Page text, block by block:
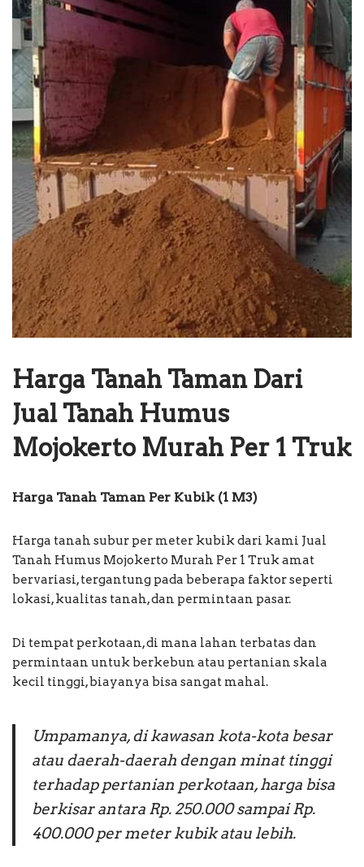
Harga Tanah Taman Dari
Jual Tanah Humus
Mojokerto Murah Per 1 Truk
Harga Tanah Taman Per Kubik (1 M3)
Harga tanah subur per meter kubik dari kami Jual
Tanah Humus Mojokerto Murah Per 1 Truk amat
bervariasi, tergantung pada beberapa faktor seperti
lokasi, kualitas tanah, dan permintaan pasar.
Di tempat perkotaan, di mana lahan terbatas dan
permintaan untuk berkebun atau pertanian skala
kecil tinggi, biayanya bisa sangat mahal.
Umpamanya, di kawasan kota-kota besar
atau daerah-daerah dengan minat tinggi
terhadap pertanian perkotaan, harga bisa
berkisar antara Rp. 250.000 sampai Rp.
400.000 per meter kubik atau lebih.